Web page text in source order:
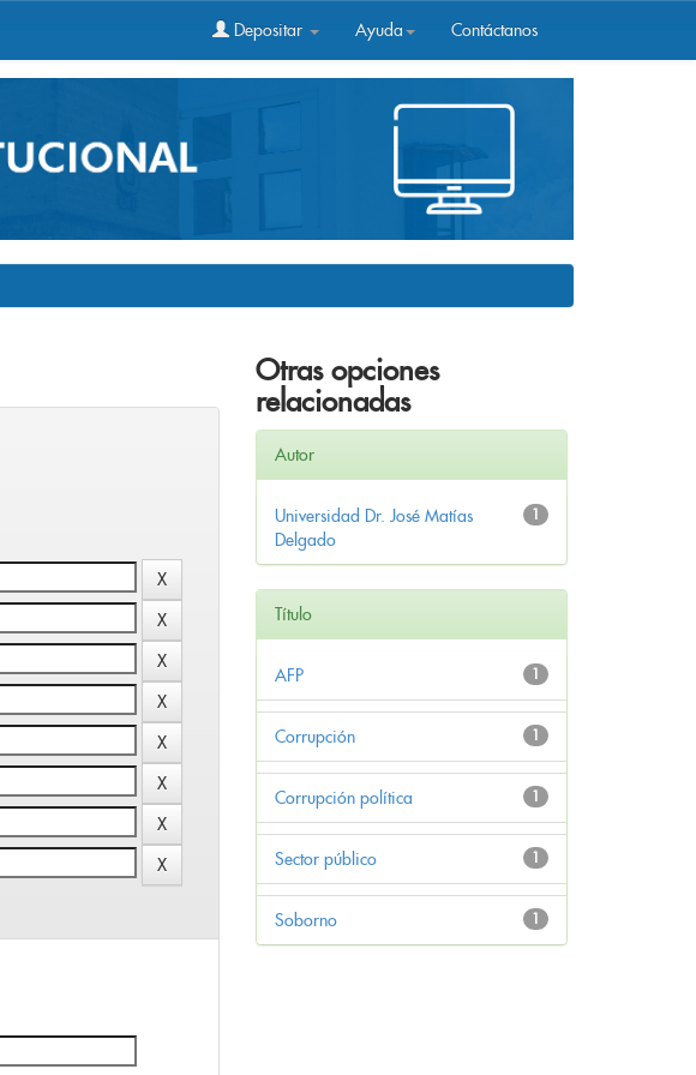
Depositar Ayuda Contáctanos
Otras opciones
relacionadas
Autor
1
Universidad Dr. José Matías
Delgado
Título
1
AFP
1
Corrupción
1
Corrupción política
1
Sector público
1
Soborno